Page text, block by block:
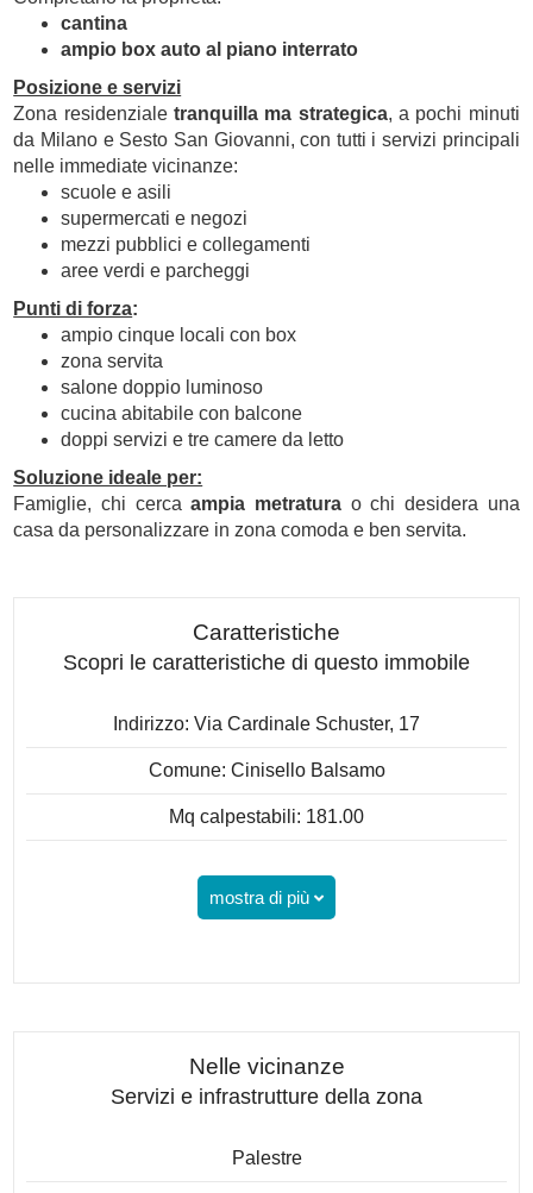
cantina
ampio box auto al piano interrato
Posizione e servizi
Zona residenziale tranquilla ma strategica, a pochi minuti
da Milano e Sesto San Giovanni, con tutti i servizi principali
nelle immediate vicinanze:
scuole e asili
supermercati e negozi
mezzi pubblici e collegamenti
aree verdi e parcheggi
Punti di forza:
ampio cinque locali con box
zona servita
salone doppio luminoso
cucina abitabile con balcone
doppi servizi e tre camere da letto
Soluzione ideale per:
Famiglie, chi cercaampia metratura o chi desidera una
casa da personalizzare in zona comoda e ben servita.
Caratteristiche
Scopri le caratteristiche di questo immobile
Indirizzo: Via Cardinale Schuster, 17
Comune: Cinisello Balsamo
Mq calpestabili: 181.00
mostra di più
Nelle vicinanze
Servizi e infrastrutture della zona
Palestre